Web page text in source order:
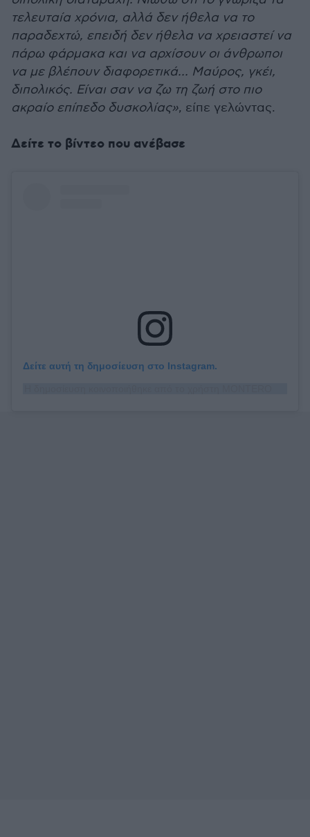
τελευταία χρόνια, αλλά δεν ήθελα να το
παραδεχτώ, επειδή δεν ήθελα να χρειαστεί να
πάρω φάρμακα και να αρχίσουν οι άνθρωποι
να με βλέπουν διαφορετικά... Μαύρος, γκέι,
διπολικός. Είναι σαν να ζω τη ζωή στο πιο
ακραίο επίπεδο δυσκολίας», είπε γελώντας.
Δείτε το βίντεο που ανέβασε
Δείτε αυτή τη δημοσίευση στο Instagram.